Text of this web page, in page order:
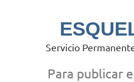
Servicio
Para publicar